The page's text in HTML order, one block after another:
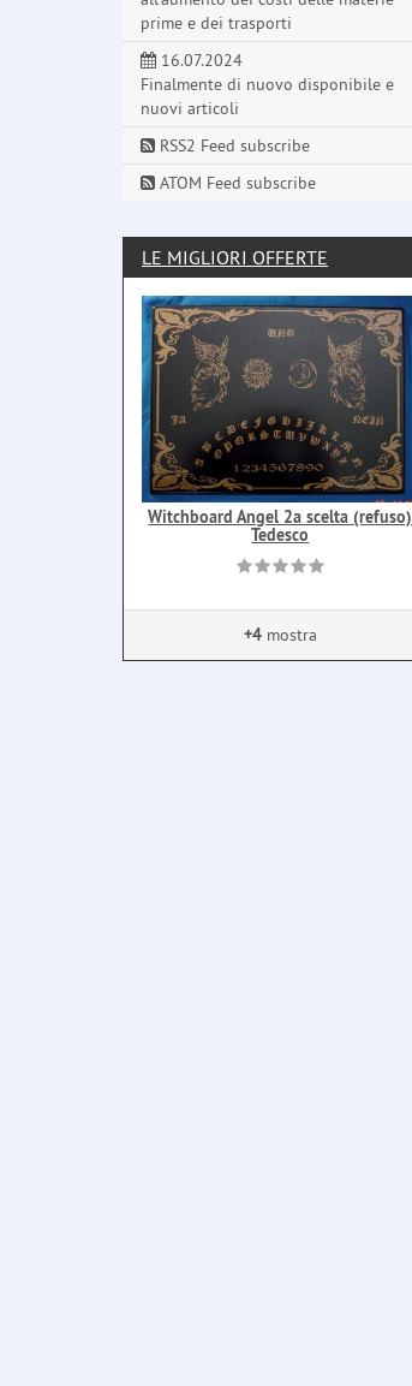
prime e dei trasporti
16.07.2024
Finalmente di nuovo disponibile e
nuovi articoli
RSS2 Feed subscribe
ATOM Feed subscribe
LE MIGLIORI OFFERTE
Witchboard Angel 2a scelta (refuso)
Tedesco
+4mostra